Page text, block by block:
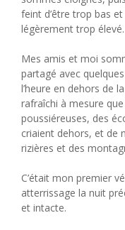
feint d’être trop bas
légèrement trop élevé.
Mes amis et moi
partagé avec
l’heure en dehors de
rafraîchi à mesure
poussiéreuses, des
criaient dehors, et de
rizières et des
C’était mon premier
atterrissage la nuit
et intacte.